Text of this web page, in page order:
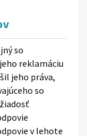
so
reklamáciu
jeho práva,
so
v lehote